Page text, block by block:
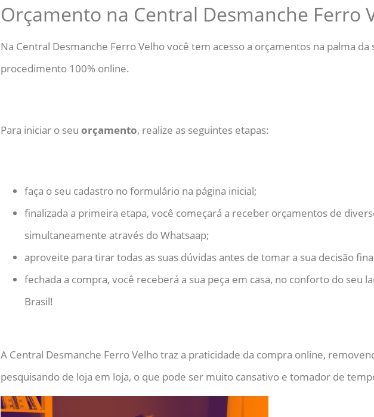
Orçamento na Central Desmanche Ferro
Na Central Desmanche Ferro Velho você tem acesso a orçamentos na palma da
procedimento 100% online.
Para iniciar o seu orçamento, realize as seguintes etapas:
faça o seu cadastro no formulário na página inicial;
finalizada a primeira etapa, você começará a receber orçamentos de
simultaneamente através do Whatsaap;
aproveite para tirar todas as suas dúvidas antes de tomar a sua decisão
fechada a compra, você receberá a sua peça em casa, no conforto do seu
Brasil!
A Central Desmanche Ferro Velho traz a praticidade da compra online,
pesquisando de loja em loja, o que pode ser muito cansativo e tomador de